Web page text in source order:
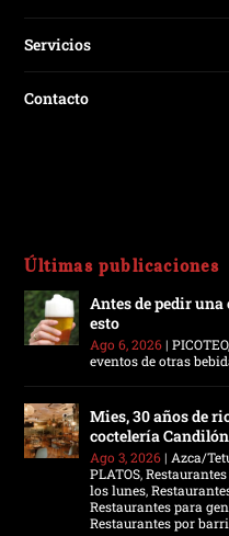
Servicios
Contacto
Últimas publicaciones
Antes de pedir
esto
Ago 6, 2026|
eventos de otras
Mies, 30 años de
coctelería Candilón
Ago 3, 2026| Azca/
PLATOS,
los lunes,
Restaurantes para
Restaurantes por